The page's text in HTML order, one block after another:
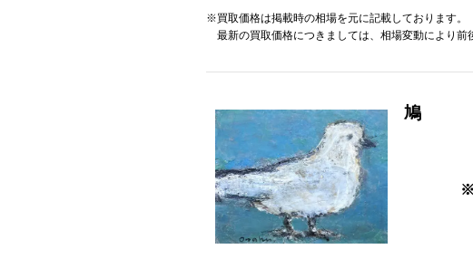
※買取価格は掲載時の相場を元に記載しております。
最新の買取価格につきましては、相場変動により前
鳩
※